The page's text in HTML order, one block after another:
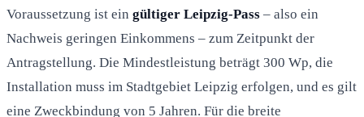
Voraussetzung ist ein gültiger Leipzig-Pass – also ein
Nachweis geringen Einkommens – zum Zeitpunkt der
Antragstellung. Die Mindestleistung beträgt 300 Wp, die
Installation muss im Stadtgebiet Leipzig erfolgen, und es gilt
eine Zweckbindung von 5 Jahren. Für die breite